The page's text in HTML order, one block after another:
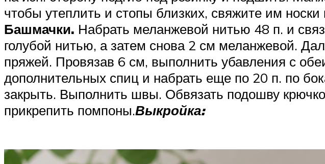
чтобы утеплить и стопы близких, свяжите им
Башмачки. Набрать меланжевой нитью 48 п. и
голубой нитью, а затем снова 2 см меланжевой.
пряжей. Провязав 6 см, выполнить убавления с
дополнительных спиц и набрать еще по 20 п. по
закрыть. Выполнить швы. Обвязать подошву
прикрепить помпоны.Выкройка: